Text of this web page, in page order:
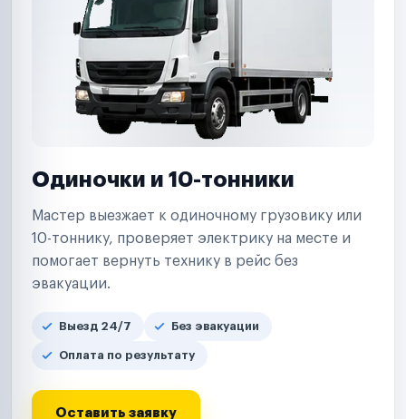
Одиночки и 10-тонники
Мастер выезжает к одиночному грузовику или
10-тоннику, проверяет электрику на месте и
помогает вернуть технику в рейс без
эвакуации.
Выезд 24/7 Без эвакуации
Оплата по результату
Оставить заявку